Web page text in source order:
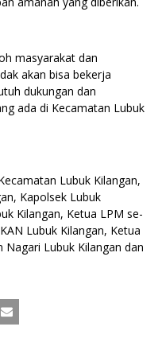
masyarakat dan
akan bisa bekerja
dukungan dan
ada di Kecamatan Lubuk
Lubuk Kilangan,
Kapolsek Lubuk
Kilangan, Ketua LPM se-
Lubuk Kilangan, Ketua
Nagari Lubuk Kilangan dan